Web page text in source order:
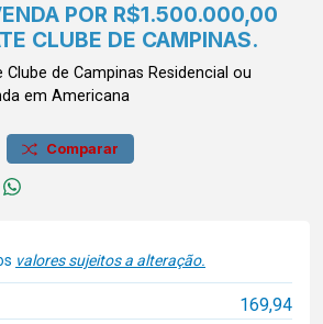
POR R$1.500.000,00
CLUBE DE CAMPINAS.
Clube de Campinas Residencial ou
em Americana
Comparar
valores sujeitos a alteração.
169,94